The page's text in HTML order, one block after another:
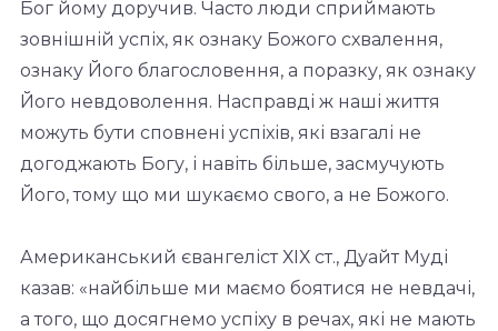
Бог йому доручив. Часто люди сприймають
зовнішній успіх, як ознаку Божого схвалення,
ознаку Його благословення, а поразку, як ознаку
Його невдоволення. Насправді ж наші життя
можуть бути сповнені успіхів, які взагалі не
догоджають Богу, і навіть більше, засмучують
Його, тому що ми шукаємо свого, а не Божого.
Американський євангеліст ХІХ ст., Дуайт Муді
казав: «найбільше ми маємо боятися не невдачі,
а того, що досягнемо успіху в речах, які не мають